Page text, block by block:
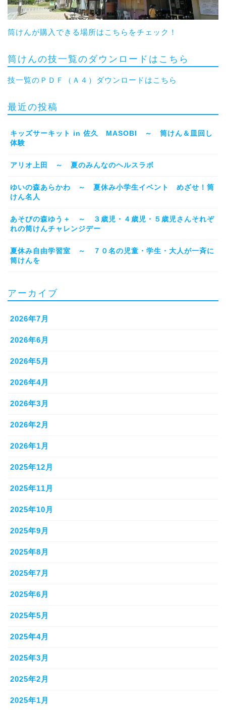
筒けんが購入できる場所はこちらをチェック！
筒けんの技一覧のダウンロードはこちら
技一覧のＰＤＦ（Ａ４）ダウンロードはこちら
最近の投稿
キッズサーキット in 佐久 MASOBI ～ 筒けん＆皿回し
体験
アリオ上田 ～ 夏のみんなのヘルスラボ
ゆいの森あらかわ ～ 夏休み小学生イベント めざせ！筒
けん名人
あそびの森ゆう＋ ～ ３歳児・４歳児・５歳児さんそれぞ
れの筒けんチャレンジデー
夏休み自由学習室 ～ ７０名の児童・学生・大人が一斉に
筒けんを
アーカイブ
2026年7月
2026年6月
2026年5月
2026年4月
2026年3月
2026年2月
2026年1月
2025年12月
2025年11月
2025年10月
2025年9月
2025年8月
2025年7月
2025年6月
2025年5月
2025年4月
2025年3月
2025年2月
2025年1月